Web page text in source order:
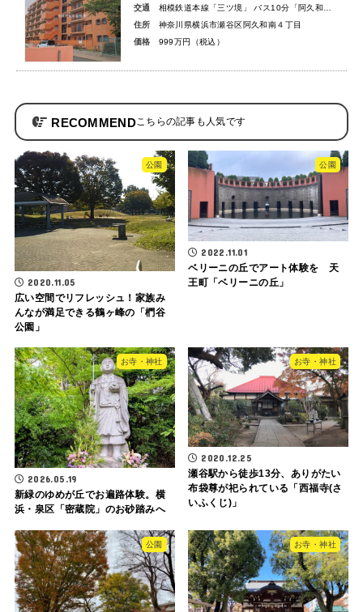
交通
相模鉄道本線「三ツ境」 バス10分「阿久和坂上」バス停徒歩6分
住所
神奈川県横浜市瀬谷区阿久和南４丁目
価格
999万円（税込）
RECOMMEND
公園
2020.11.05
広い空間でリフレッシュ！家族み
んなが満足できる鶴ヶ峰の「椚谷
公園」
公園
2022.11.01
ベリーニの丘でアート体験を 天
王町「ベリーニの丘」
お寺・神社
2026.05.19
新緑のゆめが丘でお遍路体験。横
浜・泉区「密蔵院」のお砂踏みへ
お寺・神社
2020.12.25
瀬谷駅から徒歩13分、ありがたい
布袋尊が祀られている「西福寺(さ
いふくじ)」
公園 お寺・神社